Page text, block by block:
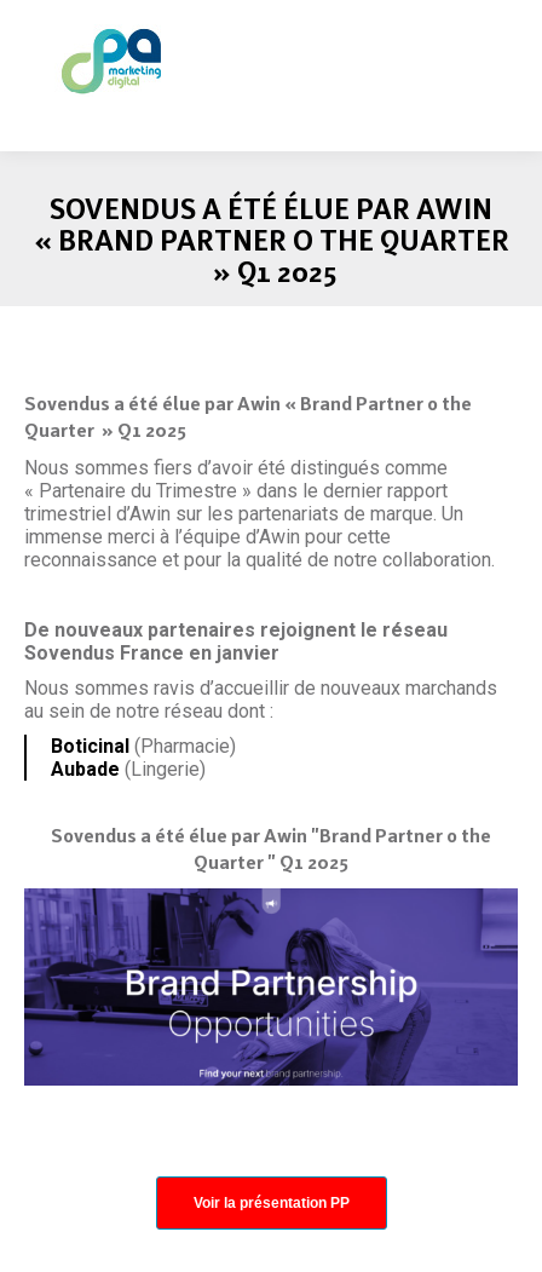
SOVENDUS A ÉTÉ ÉLUE PAR AWIN
« BRAND PARTNER O THE QUARTER
» Q1 2025
Sovendus a été élue par Awin « Brand Partner o the
Quarter » Q1 2025
Nous sommes fiers d’avoir été distingués comme
« Partenaire du Trimestre » dans le dernier rapport
trimestriel d’Awin sur les partenariats de marque. Un
immense merci à l’équipe d’Awin pour cette
reconnaissance et pour la qualité de notre collaboration.
De nouveaux partenaires rejoignent le réseau
Sovendus France en janvier
Nous sommes ravis d’accueillir de nouveaux marchands
au sein de notre réseau dont :
Boticinal (Pharmacie)
Aubade (Lingerie)
Sovendus a été élue par Awin "Brand Partner o the
Quarter " Q1 2025
Voir la présentation PP